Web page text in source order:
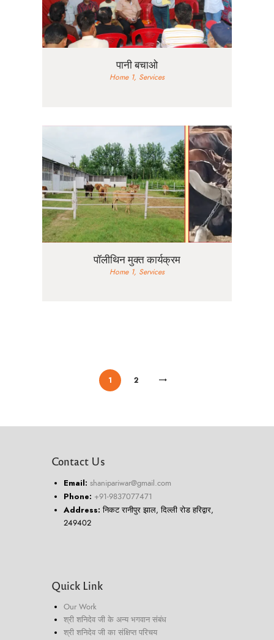
पानी बचाओ
Home 1, Services
पॉलीथिन मुक्त कार्यक्रम
Home 1, Services
1 2
Contact Us
Email: shanipariwar@gmail.com
Phone: +91-9837077471
Address:निकट रानीपुर झाल, दिल्ली रोड हरिद्वार,
249402
Quick Link
Our Work
श्री शनिदेव जी के अन्य भगवान संबंध
श्री शनिदेव जी का संक्षिप्त परिचय